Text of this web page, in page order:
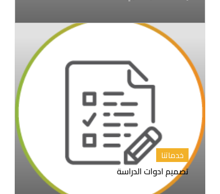
خدماتنا
تصميم ادوات الدراسة